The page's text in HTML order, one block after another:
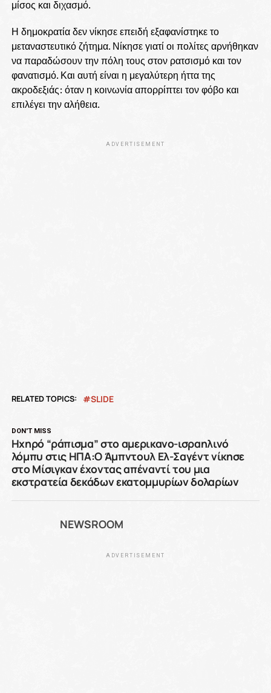
μίσος και διχασμό.
Η δημοκρατία δεν νίκησε επειδή εξαφανίστηκε το
μεταναστευτικό ζήτημα. Νίκησε γιατί οι πολίτες αρνήθηκαν
να παραδώσουν την πόλη τους στον ρατσισμό και τον
φανατισμό. Και αυτή είναι η μεγαλύτερη ήττα της
ακροδεξιάς: όταν η κοινωνία απορρίπτει τον φόβο και
επιλέγει την αλήθεια.
ADVERTISEMENT
RELATED TOPICS: SLIDE
DON'T MISS
Ηχηρό “ράπισμα” στο αμερικανο-ισραηλινό
λόμπυ στις ΗΠΑ:Ο Άμπντουλ Ελ-Σαγέντ νίκησε
στο Μίσιγκαν έχοντας απέναντί του μια
εκστρατεία δεκάδων εκατομμυρίων δολαρίων
NEWSROOM
ADVERTISEMENT